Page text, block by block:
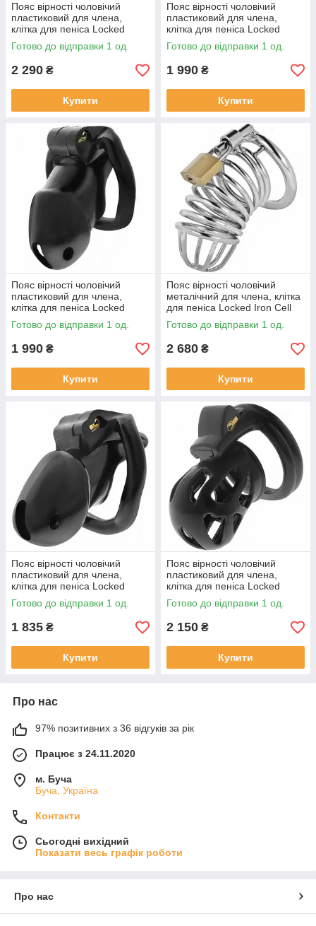
Пояс вірності чоловічий
пластиковий для члена,
клітка для пеніса Locked
Keyless Restraint 11,5 см
Готово до відправки 1 од.
2 290 ₴
Купити
Пояс вірності чоловічий
пластиковий для члена,
клітка для пеніса Locked
Obsidian Hold S 9 см
Готово до відправки 1 од.
1 990 ₴
Купити
Пояс вірності чоловічий
пластиковий для члена,
клітка для пеніса Locked
Midnight Cell M 10,7 см
Готово до відправки 1 од.
1 990 ₴
Купити
Пояс вірності чоловічий
металічний для члена, клітка
для пеніса Locked Iron Cell
M, сріблястий
Готово до відправки 1 од.
2 680 ₴
Купити
Пояс вірності чоловічий
пластиковий для члена,
клітка для пеніса Locked
Midnight Cell S 10,7 см
Готово до відправки 1 од.
1 835 ₴
Купити
Пояс вірності чоловічий
пластиковий для члена,
клітка для пеніса Locked
Silent Keep 7,5 см
Готово до відправки 1 од.
2 150 ₴
Купити
Про нас
97% позитивних з 36 відгуків за рік
Працює з 24.11.2020
м. Буча
Буча, Україна
Контакти
Сьогодні вихідний
Показати весь графік роботи
Про нас